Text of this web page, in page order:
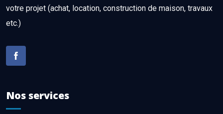
votre projet (achat, location, construction de maison, travaux
etc.)
Nos services